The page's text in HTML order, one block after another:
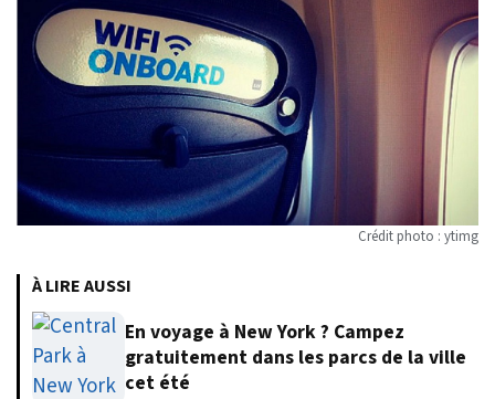
Crédit photo : ytimg
À LIRE AUSSI
En voyage à New York ? Campez
gratuitement dans les parcs de la ville
cet été